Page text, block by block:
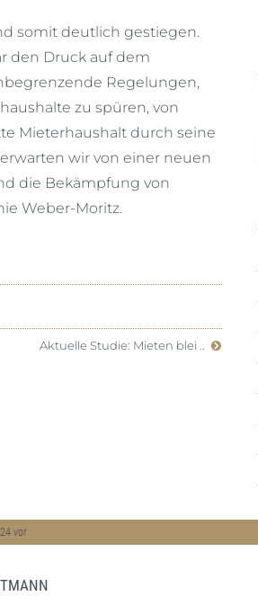
somit deutlich gestiegen.
den Druck auf dem
Regelungen,
zu spüren, von
Mieterhaushalt durch seine
wir von einer neuen
die Bekämpfung von
Weber-Moritz.
Aktuelle Studie: Mieten blei ..
vor